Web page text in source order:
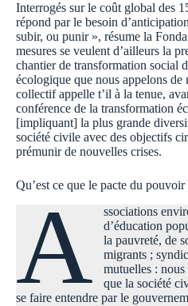
Interrogés sur le coût global des
répond par le besoin
subir, ou punir », résume la
mesures se veulent d’ailleurs la
chantier de transformation social
écologique que nous appelons
collectif appelle t’il à la tenue,
conférence de la transformation
[impliquant] la plus grande
société civile avec des objectifs
prémunir de nouvelles crises.
Qu’est ce que le pacte du
A
ssociations
d’éducation
la pauvreté, de
migrants ;
mutuelles :
que la société
se faire entendre par le